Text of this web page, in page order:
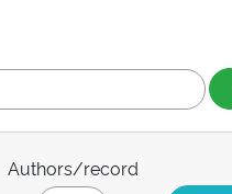
Authors/record